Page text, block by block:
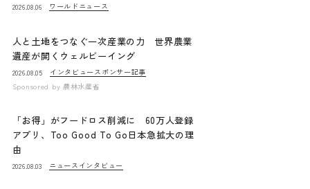
2026.08.06 ワールドニュース
人と土地をつなぐ一次産業の力 世界農業
遺産が開くウェルビーイング
2026.08.05 インタビュー スポンサー記事
Sponsored by 農林水産省
「お得」がフードロス削減に 60万人登録
アプリ、Too Good To Go日本急拡大の理
由
2026.08.03 ニュース インタビュー